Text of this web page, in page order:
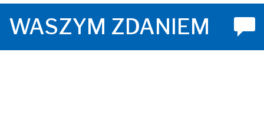
WASZYM ZDANIEM